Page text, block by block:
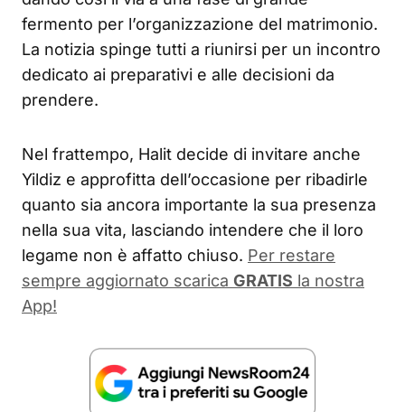
fermento per l’organizzazione del matrimonio.
La notizia spinge tutti a riunirsi per un incontro
dedicato ai preparativi e alle decisioni da
prendere.
Nel frattempo, Halit decide di invitare anche
Yildiz e approfitta dell’occasione per ribadirle
quanto sia ancora importante la sua presenza
nella sua vita, lasciando intendere che il loro
legame non è affatto chiuso. Per restare
sempre aggiornato scarica GRATIS la nostra
App!